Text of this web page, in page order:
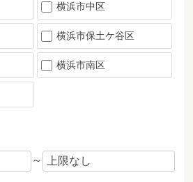
横浜市中区
横浜市保土ケ谷区
横浜市南区
～